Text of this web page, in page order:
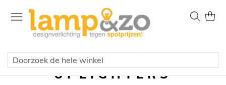
naar
Zoek
UPLIGHTERS